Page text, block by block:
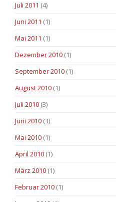
Juli 2011 (4)
Juni 2011 (1)
Mai 2011 (1)
Dezember 2010 (1)
September 2010 (1)
August 2010 (1)
Juli 2010 (3)
Juni 2010 (3)
Mai 2010 (1)
April 2010 (1)
März 2010 (1)
Februar 2010 (1)